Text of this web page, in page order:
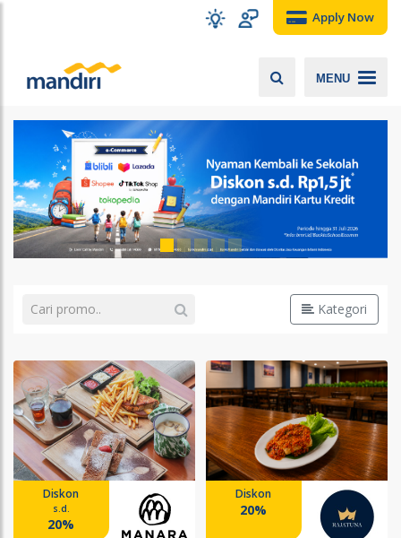
Apply Now
MENU
Kategori
Diskon
s.d.
20%
Diskon
20%